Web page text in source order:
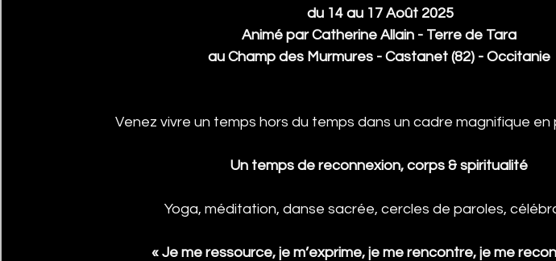
du 14 au 17 Août 2025
Animé par Catherine Allain - Terre de Tara
au Champ des Murmures - Castanet (82) - Occitanie
Venez vivre un temps hors du temps dans un cadre magnifique en
Un temps de reconnexion, corps & spiritualité
Yoga, méditation, danse sacrée, cercles de paroles,
« Je me ressource, je m’exprime, je me rencontre, je me